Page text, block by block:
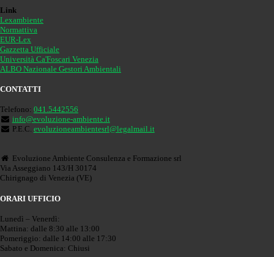
Link
Lexambiente
Normattiva
EUR-Lex
Gazzetta Ufficiale
Università Ca'Foscari Venezia
ALBO Nazionale Gestori Ambientali
CONTATTI
Telefono: 041.5442556
info@evoluzione-ambiente.it
P.E.C. evoluzioneambientesrl@legalmail.it
Evoluzione Ambiente Consulenza e Formazione srl
Via Asseggiano 143/H 30174
Chirignago di Venezia (VE)
ORARI UFFICIO
Lunedì – Venerdì:
Mattina: dalle 8:30 alle 13:00
Pomeriggio: dalle 14:00 alle 17:30
Sabato e Domenica: Chiusi